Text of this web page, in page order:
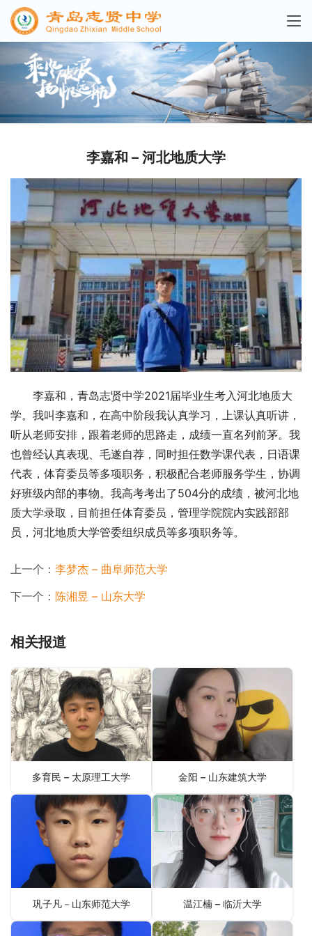
李嘉和 – 河北地质大学
李嘉和，青岛志贤中学2021届毕业生考入河北地质大
学。我叫李嘉和，在高中阶段我认真学习，上课认真听讲，
听从老师安排，跟着老师的思路走，成绩一直名列前茅。我
也曾经认真表现、毛遂自荐，同时担任数学课代表，日语课
代表，体育委员等多项职务，积极配合老师服务学生，协调
好班级内部的事物。我高考考出了504分的成绩，被河北地
质大学录取，目前担任体育委员，管理学院院内实践部部
员，河北地质大学管委组织成员等多项职务等。
上一个： 李梦杰 – 曲阜师范大学
下一个： 陈湘昱 – 山东大学
相关报道
多育民 – 太原理工大学 金阳 – 山东建筑大学
巩子凡－山东师范大学 温江楠 – 临沂大学